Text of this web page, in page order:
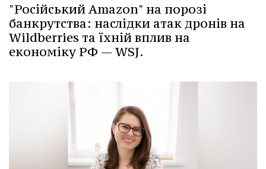
"Російський Amazon" на порозі
банкрутства: наслідки атак дронів на
Wildberries та їхній вплив на
економіку РФ — WSJ.